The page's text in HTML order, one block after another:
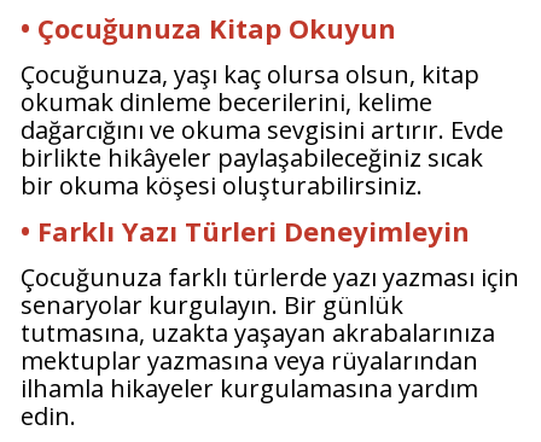
• Çocuğunuza Kitap Okuyun
Çocuğunuza, yaşı kaç olursa olsun, kitap
okumak dinleme becerilerini, kelime
dağarcığını ve okuma sevgisini artırır. Evde
birlikte hikâyeler paylaşabileceğiniz sıcak
bir okuma köşesi oluşturabilirsiniz.
• Farklı Yazı Türleri Deneyimleyin
Çocuğunuza farklı türlerde yazı yazması için
senaryolar kurgulayın. Bir günlük
tutmasına, uzakta yaşayan akrabalarınıza
mektuplar yazmasına veya rüyalarından
ilhamla hikayeler kurgulamasına yardım
edin.